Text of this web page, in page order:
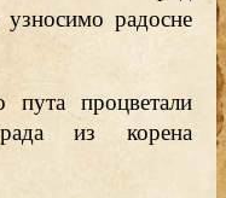
радосне
пута процветали
из корена